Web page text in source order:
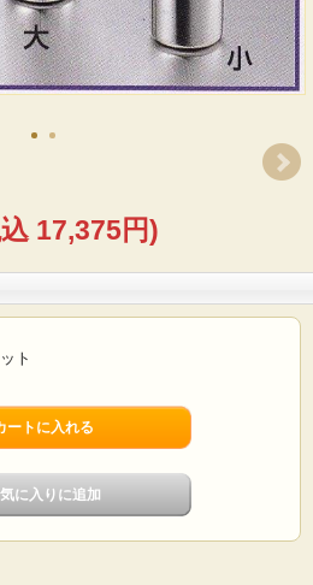
17,375円)
ト